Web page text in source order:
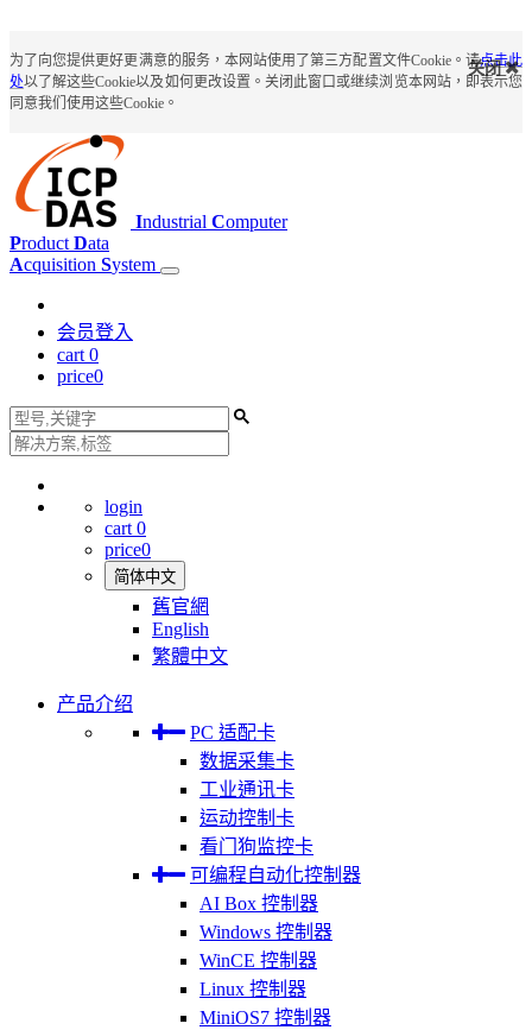
为了向您提供更好更满意的服务，本网站使用了第三方配置文件Cookie。请点击此
处以了解这些Cookie以及如何更改设置。关闭此窗口或继续浏览本网站，即表示您
同意我们使用这些Cookie。
关闭
Industrial Computer
Product Data
Acquisition System
会员登入
cart 0
price0
login
cart 0
price0
简体中文
舊官網
English
繁體中文
产品介绍
PC 适配卡
数据采集卡
工业通讯卡
运动控制卡
看门狗监控卡
可编程自动化控制器
AI Box 控制器
Windows 控制器
WinCE 控制器
Linux 控制器
MiniOS7 控制器